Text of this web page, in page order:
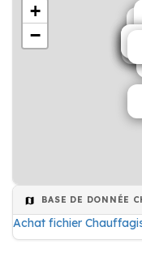
+
−
BASE DE DONNÉE
Achat fichier